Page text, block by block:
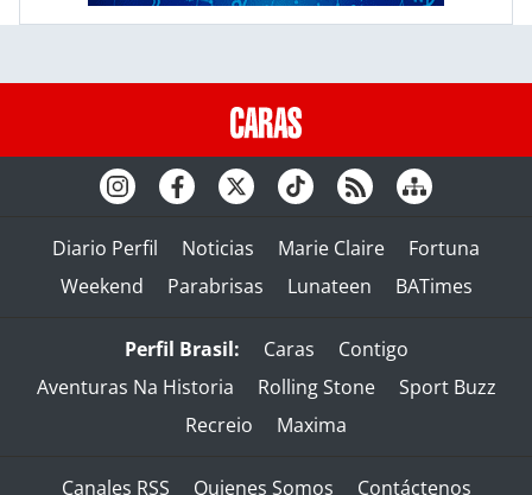
Diario Perfil Noticias Marie Claire
Fortuna
Weekend
Parabrisas Lunateen BATimes
Perfil Brasil: Caras
Contigo
Aventuras Na Historia
Rolling Stone
Sport Buzz
Recreio
Maxima
Canales RSS Quienes Somos Contáctenos